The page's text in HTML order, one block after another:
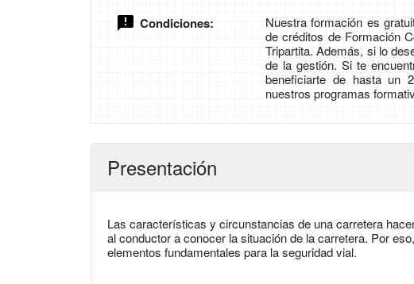
Condiciones:
Nuestra formación es
de créditos de Formación
Tripartita. Además, si lo
de la gestión. Si te
beneficiarte de hasta un
nuestros programas
Presentación
Las características y circunstancias de una carretera
al conductor a conocer la situación de la carretera. Por
elementos fundamentales para la seguridad vial.